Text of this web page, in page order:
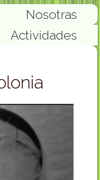
Nosotras
Actividades